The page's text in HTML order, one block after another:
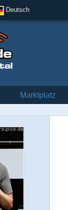
Deutsch
Marktplatz